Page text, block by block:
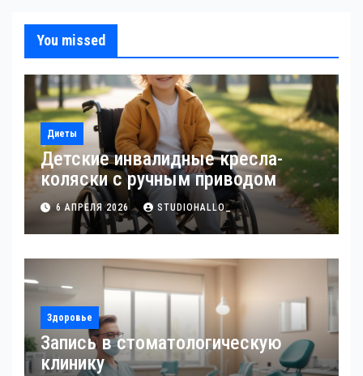
You missed
Диеты
Детские инвалидные кресла-
коляски с ручным приводом
6 АПРЕЛЯ 2026 STUDIOHALLO_
Здоровье
Запись в стоматологическую
клинику